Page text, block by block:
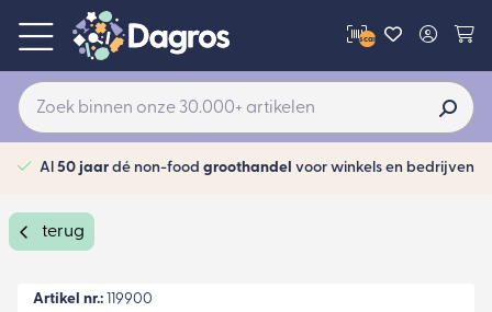
scan
Al 50 jaar dé non-food groothandel voor winkels en bedrijven
terug
Artikel nr.: 119900